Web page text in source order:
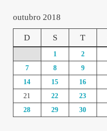
outubro 2018
D S T
1 2
7
8 9
14
15 16
21
22 23
28
29 30